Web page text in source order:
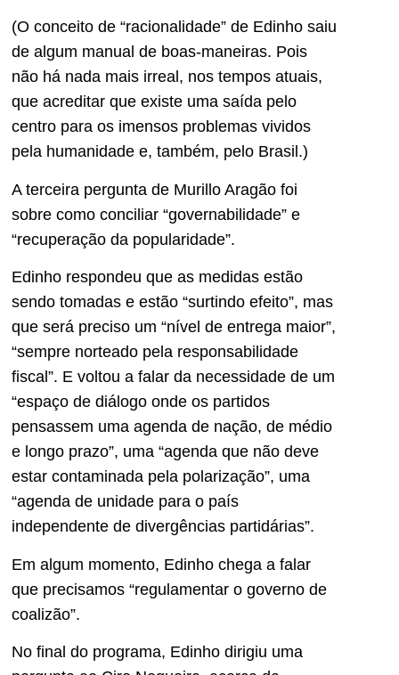
(O conceito de “racionalidade” de Edinho saiu
de algum manual de boas-maneiras. Pois
não há nada mais irreal, nos tempos atuais,
que acreditar que existe uma saída pelo
centro para os imensos problemas vividos
pela humanidade e, também, pelo Brasil.)
A terceira pergunta de Murillo Aragão foi
sobre como conciliar “governabilidade” e
“recuperação da popularidade”.
Edinho respondeu que as medidas estão
sendo tomadas e estão “surtindo efeito”, mas
que será preciso um “nível de entrega maior”,
“sempre norteado pela responsabilidade
fiscal”. E voltou a falar da necessidade de um
“espaço de diálogo onde os partidos
pensassem uma agenda de nação, de médio
e longo prazo”, uma “agenda que não deve
estar contaminada pela polarização”, uma
“agenda de unidade para o país
independente de divergências partidárias”.
Em algum momento, Edinho chega a falar
que precisamos “regulamentar o governo de
coalizão”.
No final do programa, Edinho dirigiu uma